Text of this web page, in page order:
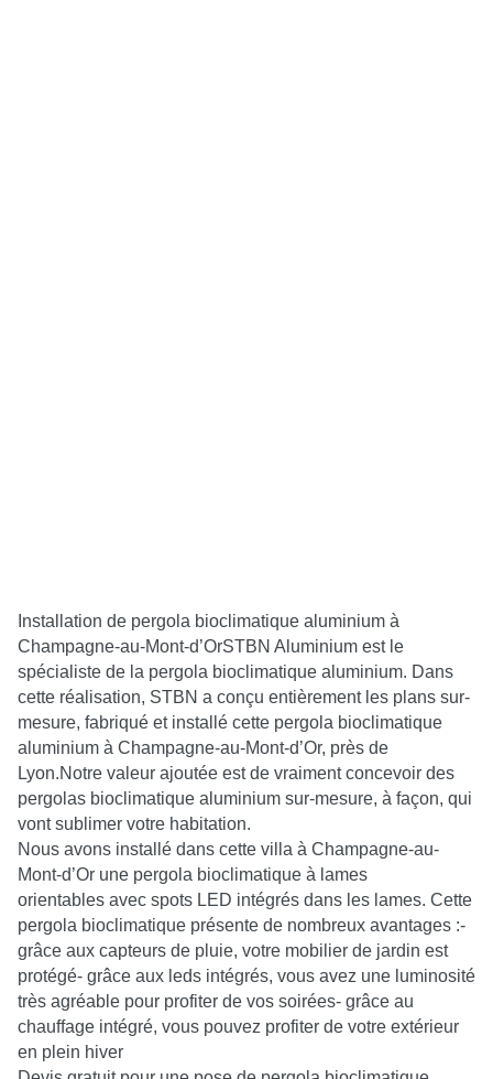
Installation de pergola bioclimatique aluminium à
Champagne-au-Mont-d’OrSTBN Aluminium est le
spécialiste de la pergola bioclimatique aluminium. Dans
cette réalisation, STBN a conçu entièrement les plans sur-
mesure, fabriqué et installé cette pergola bioclimatique
aluminium à Champagne-au-Mont-d’Or, près de
Lyon.Notre valeur ajoutée est de vraiment concevoir des
pergolas bioclimatique aluminium sur-mesure, à façon, qui
vont sublimer votre habitation.
Nous avons installé dans cette villa à Champagne-au-
Mont-d’Or une pergola bioclimatique à lames
orientables avec spots LED intégrés dans les lames. Cette
pergola bioclimatique présente de nombreux avantages :-
grâce aux capteurs de pluie, votre mobilier de jardin est
protégé- grâce aux leds intégrés, vous avez une luminosité
très agréable pour profiter de vos soirées- grâce au
chauffage intégré, vous pouvez profiter de votre extérieur
en plein hiver